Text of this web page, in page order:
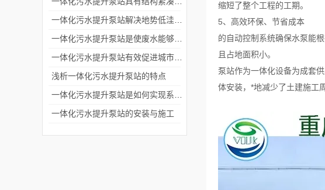
缩短了整个工程的工期。
5、高效环保、节省成本
的自动控制系统确保水泵能
且占地面积小。
泵站作为一体化设备为成套
体安装，*地减少了土建施工
浅析一体化污水提升泵站的特点
一体化污水提升泵站的安装与施工